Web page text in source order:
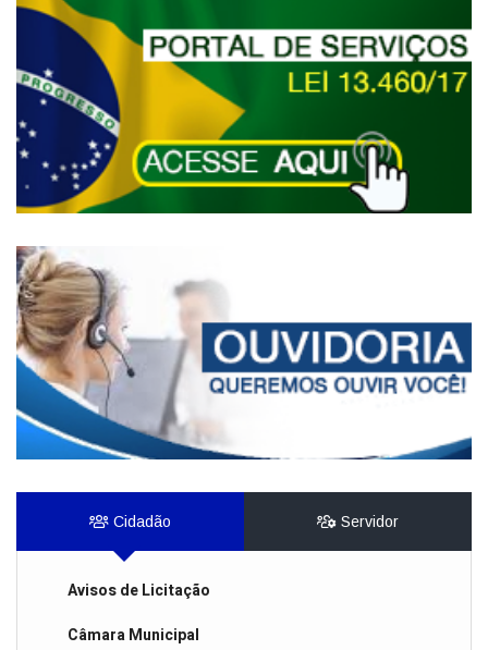
Cidadão Servidor
Avisos de Licitação
Câmara Municipal